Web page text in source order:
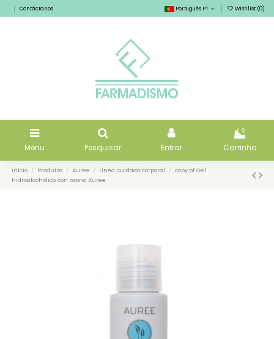
Contáctanos Português PT Wishlist (0)
Menu Pesquisar Entrar
0
Carrinho
Início Produtos Auree Línea cuidado corporal
copy of Gel
hidroalcohólico con ozono Auree